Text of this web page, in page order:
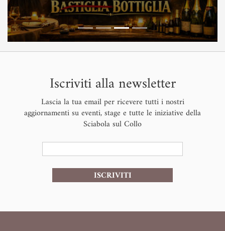
Iscriviti alla newsletter
Lascia la tua email per ricevere tutti i nostri
aggiornamenti su eventi, stage e tutte le iniziative della
Sciabola sul Collo
ISCRIVITI